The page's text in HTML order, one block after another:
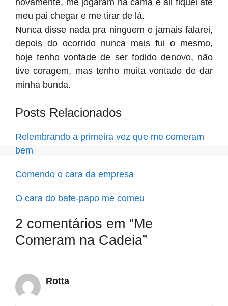
novamente, me jogaram na cama e ali fiquei até
meu pai chegar e me tirar de lá.
Nunca disse nada pra ninguem e jamais falarei,
depois do ocorrido nunca mais fui o mesmo,
hoje tenho vontade de ser fodido denovo, não
tive coragem, mas tenho muita vontade de dar
minha bunda.
Posts Relacionados
Relembrando a primeira vez que me comeram
bem
Comendo o cara da empresa
O cara do bate-papo me comeu
2 comentários em “Me
Comeram na Cadeia”
Rotta